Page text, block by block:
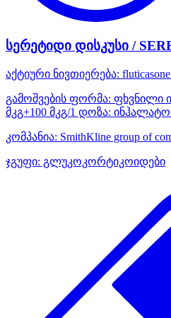
სერეტიდი დისკუსი /
აქტიური ნივთიერება:
გამოშვების ფორმა: ფხვნილი
მკგ+100 მკგ/1 დოზა:
კომპანია: SmithKline group of
ჯგუფი: გლუკოკორტიკოიდები